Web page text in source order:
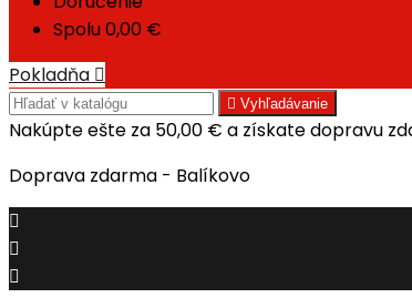
Spolu0,00 €
Pokladňa 
 Vyhľadávanie
Nakúpte ešte za 50,00 € a získate dopravu
Doprava zdarma - Balíkovo


